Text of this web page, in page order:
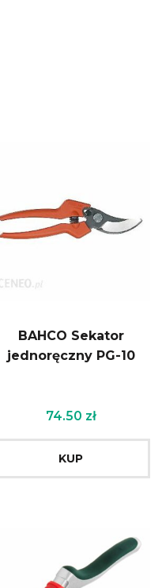
BAHCO Sekator
jednoręczny PG-10
74.50 zł
KUP